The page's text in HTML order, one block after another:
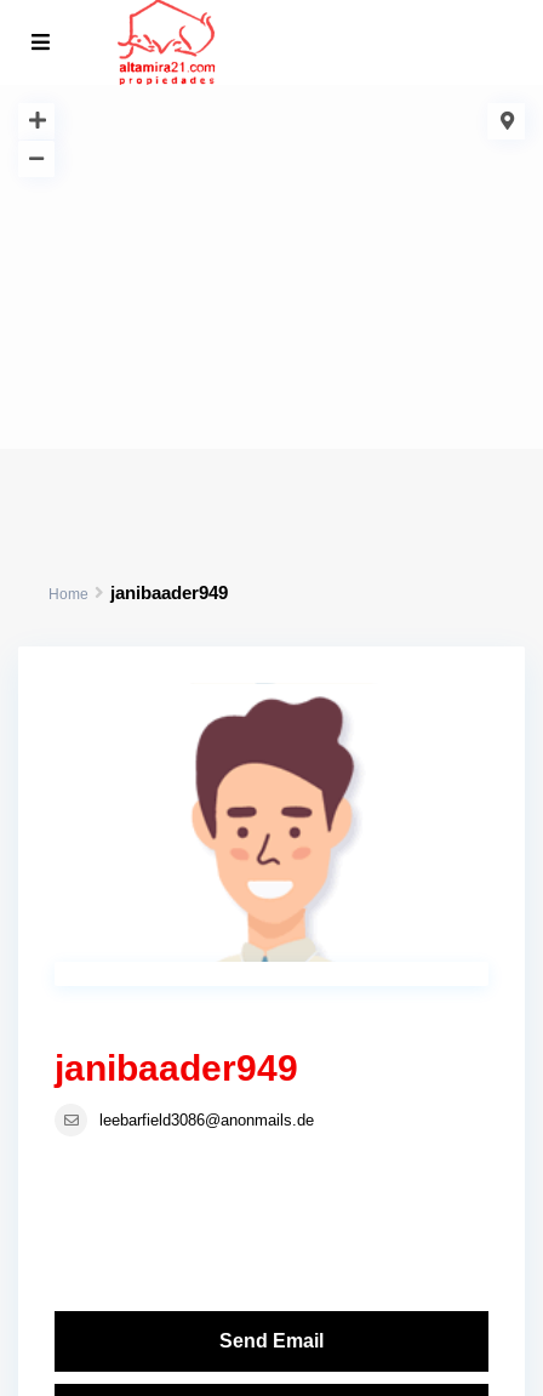
Home janibaader949
janibaader949
leebarfield3086@anonmails.de
Send Email